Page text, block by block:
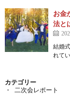
お金
法と
結婚
れて
カテゴリー
二次会レポート